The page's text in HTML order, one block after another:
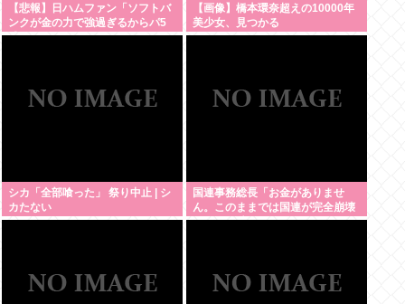
【悲報】日ハムファン「ソフトバ
ンクが金の力で強過ぎるからパ5
球団ファンはdocomoかauにして
【画像】橋本環奈超えの10000年
美少女、見つかる
シカ「全部喰った」 祭り中止 | シ
カたない
国連事務総長「お金がありませ
ん。このままでは国連が完全崩壊
します。助けて下さい」